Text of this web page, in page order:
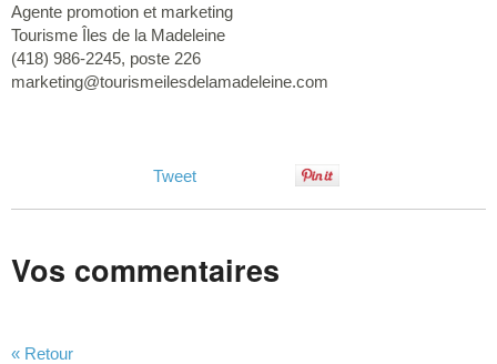
Agente promotion et marketing
Tourisme Îles de la Madeleine
(418) 986-2245, poste 226
marketing@tourismeilesdelamadeleine.com
Tweet
Vos commentaires
« Retour